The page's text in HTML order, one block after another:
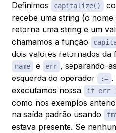
Definimos capitalize()
recebe uma string (o nome
retorna uma string e um
chamamos a função
dois valores retornados da
name e err , separando-
esquerda do operador
:= .
executamos nossa
if err !
como nos exemplos
na saída padrão usando
estava presente. Se